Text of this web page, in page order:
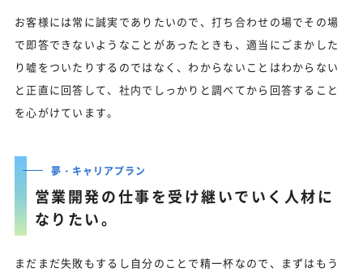
お客様には常に誠実でありたいので、打ち合わせの場でその場
で即答できないようなことがあったときも、適当にごまかした
り嘘をついたりするのではなく、わからないことはわからない
と正直に回答して、社内でしっかりと調べてから回答すること
を心がけています。
夢・キャリアプラン
営業開発の仕事を受け継いでいく人材に
なりたい。
まだまだ失敗もするし自分のことで精一杯なので、まずはもう